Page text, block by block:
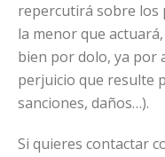
repercutirá sobre los
la menor que
bien por dolo, ya por
perjuicio que resulte
sanciones, daños…).
Si quieres contactar